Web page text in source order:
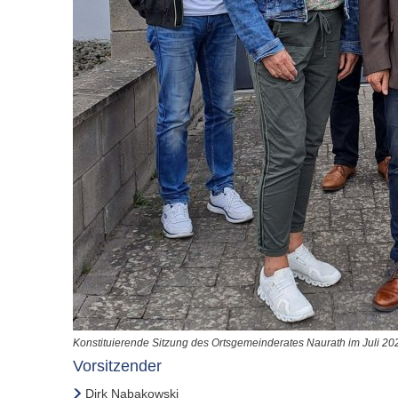
Konstituierende Sitzung des Ortsgemeinderates Naurath im Juli
Vorsitzender
Dirk Nabakowski